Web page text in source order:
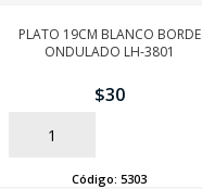
PLATO 19CM BLANCO BORDE
ONDULADO LH-3801
$30
AÑADIR
Código:5303